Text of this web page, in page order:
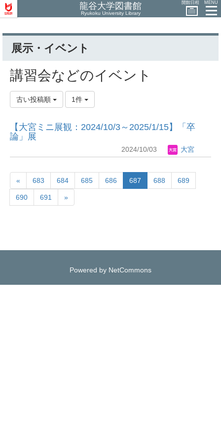
龍谷大学図書館
Ryukoku University Library
開館日程 MENU
展示・イベント
講習会などのイベント
古い投稿順 1件
【大宮ミニ展観：2024/10/3～2025/1/15】「卒
論」展
2024/10/03 大宮
« 683 684 685 686 687 688 689
690 691 »
Powered by NetCommons